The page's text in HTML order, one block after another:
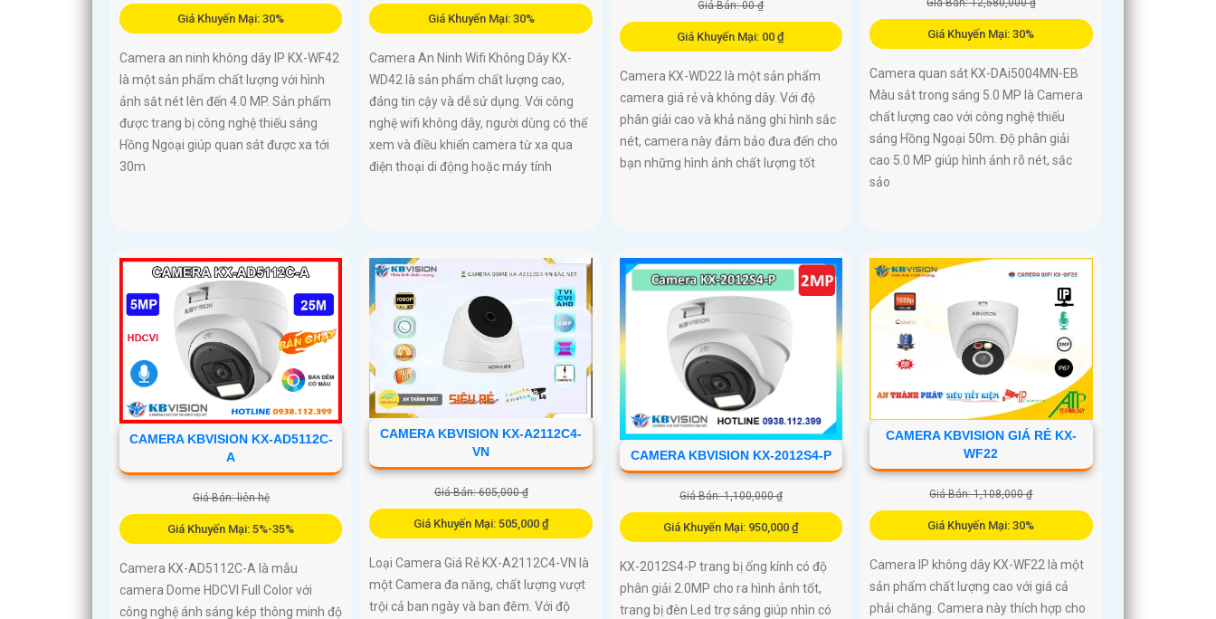
Giá Khuyến Mại: 30%
Camera an ninh không dây IP KX-WF42
là một sản phẩm chất lượng với hình
ảnh sắt nét lên đến 4.0 MP. Sản phẩm
được trang bị công nghệ thiếu sáng
Hồng Ngoại giúp quan sát được xa tới
30m
Giá Khuyến Mại: 30%
Camera An Ninh Wifi Không Dây KX-
WD42 là sản phẩm chất lượng cao,
đáng tin cậy và dễ sử dụng. Với công
nghệ wifi không dây, người dùng có thể
xem và điều khiển camera từ xa qua
điện thoại di động hoặc máy tính
Giá Bán: 00 ₫
Giá Khuyến Mại: 00 ₫
Camera KX-WD22 là một sản phẩm
camera giá rẻ và không dây. Với độ
phân giải cao và khả năng ghi hình sắc
nét, camera này đảm bảo đưa đến cho
bạn những hình ảnh chất lượng tốt
Giá Bán: 12,580,000 ₫
Giá Khuyến Mại: 30%
Camera quan sát KX-DAi5004MN-EB
Màu sắt trong sáng 5.0 MP là Camera
chất lượng cao với công nghệ thiếu
sáng Hồng Ngoại 50m. Độ phân giải
cao 5.0 MP giúp hình ảnh rõ nét, sắc
sảo
CAMERA KBVISION KX-AD5112C-
A
Giá Bán: liên hệ
Giá Khuyến Mại: 5%-35%
Camera KX-AD5112C-A là mẫu
camera Dome HDCVI Full Color với
công nghệ ánh sáng kép thông minh độ
CAMERA KBVISION KX-A2112C4-
VN
Giá Bán: 605,000 ₫
Giá Khuyến Mại: 505,000 ₫
Loại Camera Giá Rẻ KX-A2112C4-VN là
một Camera đa năng, chất lượng vượt
trội cả ban ngày và ban đêm. Với độ
CAMERA KBVISION KX-2012S4-P
Giá Bán: 1,100,000 ₫
Giá Khuyến Mại: 950,000 ₫
KX-2012S4-P trang bị ống kính có độ
phân giải 2.0MP cho ra hình ảnh tốt,
trang bị đèn Led trợ sáng giúp nhìn có
CAMERA KBVISION GIÁ RẺ KX-
WF22
Giá Bán: 1,108,000 ₫
Giá Khuyến Mại: 30%
Camera IP không dây KX-WF22 là một
sản phẩm chất lượng cao với giá cả
phải chăng. Camera này thích hợp cho